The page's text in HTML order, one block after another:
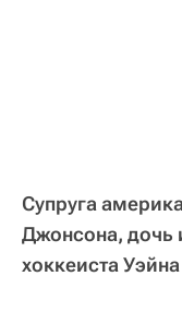
Супруга
Джонсона, дочь
хоккеиста